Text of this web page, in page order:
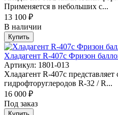
Применяется в небольших с...
13 100 ₽
В наличии
Купить
Хладагент R-407c Фризон
Артикул: 1801-013
Хладагент R-407c
гидрофторуглеродов R-32 / R...
16 000 ₽
Под заказ